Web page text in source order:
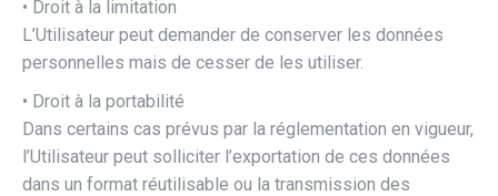
• Droit à la limitation
L’Utilisateur peut demander de conserver les données
personnelles mais de cesser de les utiliser.
• Droit à la portabilité
Dans certains cas prévus par la réglementation en vigueur,
l’Utilisateur peut solliciter l’exportation de ces données
dans un format réutilisable ou la transmission des